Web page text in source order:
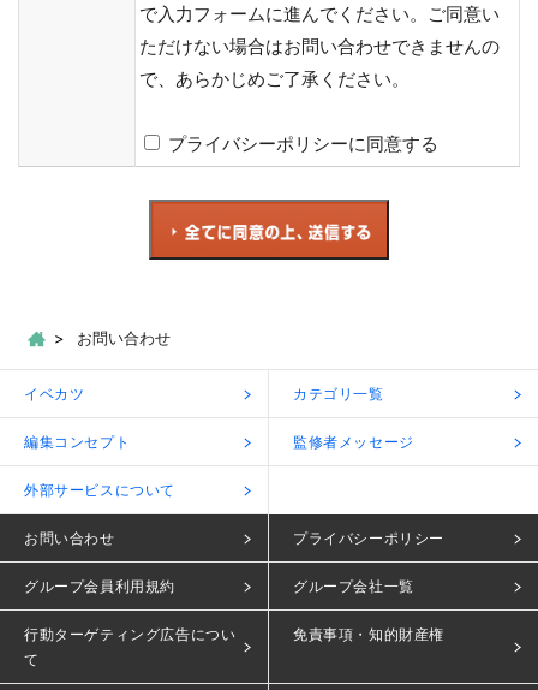
で入力フォームに進んでください。ご同意い
ただけない場合はお問い合わせできませんの
で、あらかじめご了承ください。
プライバシーポリシーに同意する
お問い合わせ
イベカツ カテゴリ一覧
編集コンセプト 監修者メッセージ
外部サービスについて
お問い合わせ プライバシーポリシー
グループ会員利用規約 グループ会社一覧
行動ターゲティング広告につい
て
免責事項・知的財産権